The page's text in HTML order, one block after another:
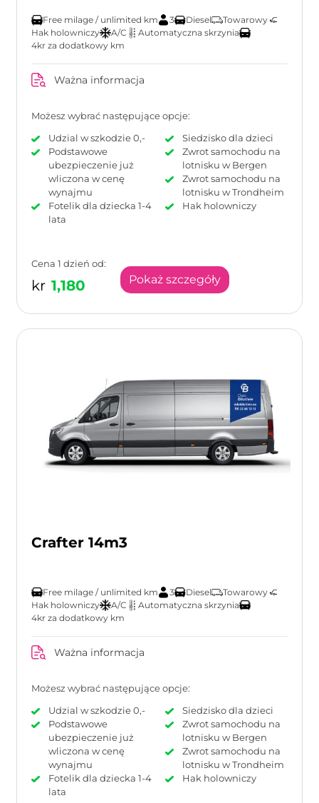
Free milage / unlimited km 3 Diesel
Towarowy
Hak holowniczy
A/C
Automatyczna skrzynia
4kr za dodatkowy km
Ważna informacja
Możesz wybrać następujące opcje:
Udzial w szkodzie 0,-
Podstawowe
ubezpieczenie już
wliczona w cenę
wynajmu
Fotelik dla dziecka 1-4
lata
Siedzisko dla dzieci
Zwrot samochodu na
lotnisku w Bergen
Zwrot samochodu na
lotnisku w Trondheim
Hak holowniczy
Cena 1 dzień od:
kr 1,180 Pokaż szczegóły
Crafter 14m3
Free milage / unlimited km 3 Diesel
Towarowy
Hak holowniczy
A/C
Automatyczna skrzynia
4kr za dodatkowy km
Ważna informacja
Możesz wybrać następujące opcje:
Udzial w szkodzie 0,-
Podstawowe
ubezpieczenie już
wliczona w cenę
wynajmu
Fotelik dla dziecka 1-4
lata
Siedzisko dla dzieci
Zwrot samochodu na
lotnisku w Bergen
Zwrot samochodu na
lotnisku w Trondheim
Hak holowniczy